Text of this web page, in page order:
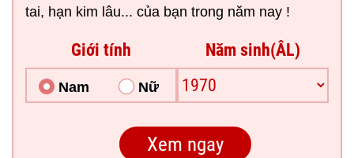
tai, hạn kim lâu... của bạn trong năm nay !
Giới tính
Nam Nữ
Năm sinh(ÂL)